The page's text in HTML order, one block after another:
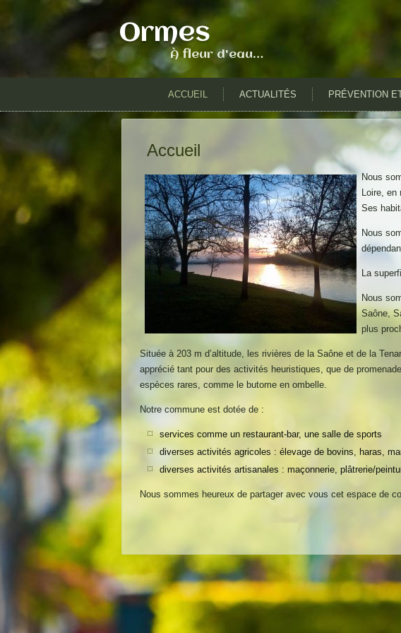
Ormes
À fleur d'eau…
ACCUEIL ACTUALITÉS PRÉVENTION
Accueil
Nous
Loire, en
Ses
Nous
La
Nous
Saône,
plus
Située à 203 m d’altitude, les rivières de la Saône et de la
apprécié tant pour des activités heuristiques, que de
espèces rares, comme le butome en ombelle.
Notre commune est dotée de :
services comme un restaurant-bar, une salle de sports
diverses activités agricoles : élevage de bovins, haras,
diverses activités artisanales : maçonnerie, plâtrerie/
Nous sommes heureux de partager avec vous cet espace de